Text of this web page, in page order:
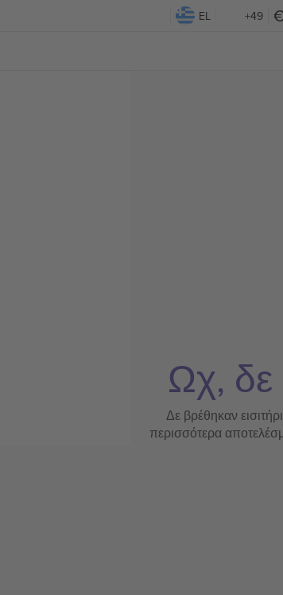
EL +49
Ωχ, δε
Δε βρέθηκαν
περισσότερα